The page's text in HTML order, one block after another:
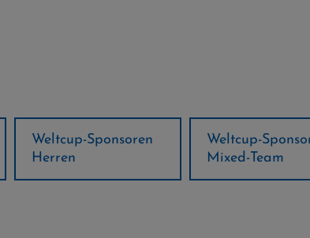
Weltcup-Sponsoren
Mixed-Team
Regions-Partner